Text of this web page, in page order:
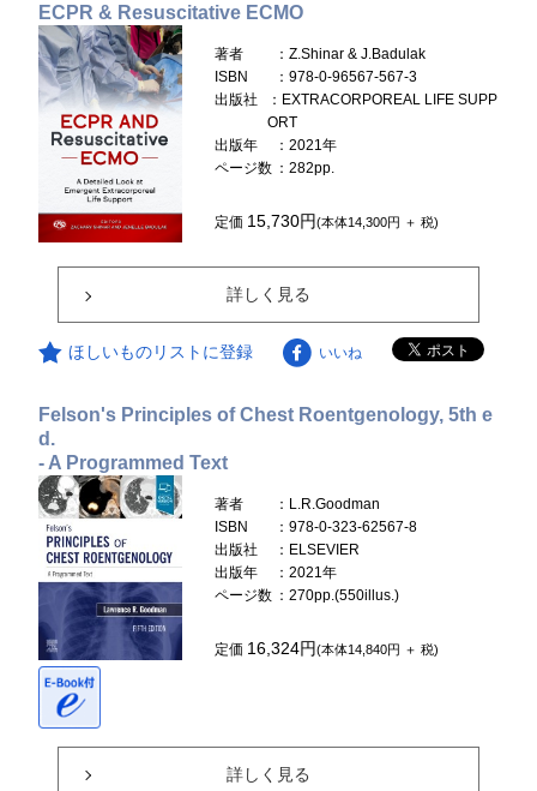
ECPR & Resuscitative ECMO
著者
：Z.Shinar & J.Badulak
ISBN
：978-0-96567-567-3
出版社
：EXTRACORPOREAL LIFE SUPP
ORT
出版年
：2021年
ページ数 ：282pp.
定価 15,730円(本体14,300円 ＋ 税)
詳しく見る
ほしいものリストに登録 いいね
Felson's Principles of Chest Roentgenology, 5th e
d.
- A Programmed Text
著者
：L.R.Goodman
ISBN
：978-0-323-62567-8
出版社
：ELSEVIER
出版年
：2021年
ページ数 ：270pp.(550illus.)
定価 16,324円(本体14,840円 ＋ 税)
詳しく見る